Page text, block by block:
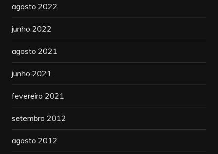
agosto 2022
junho 2022
agosto 2021
junho 2021
fevereiro 2021
setembro 2012
agosto 2012